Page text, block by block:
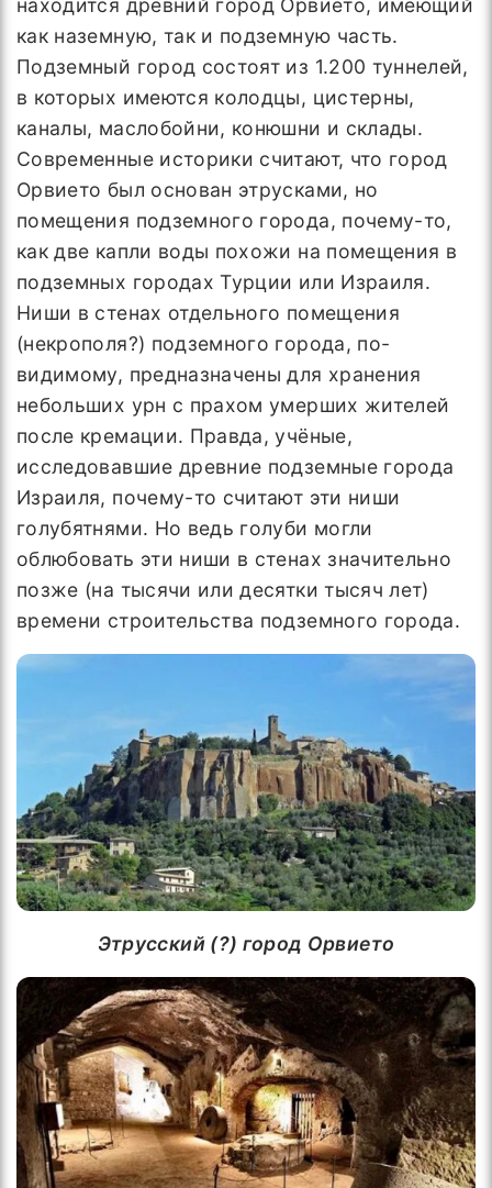
находится древний город Орвието, имеющий
как наземную, так и подземную часть.
Подземный город состоят из 1.200 туннелей,
в которых имеются колодцы, цистерны,
каналы, маслобойни, конюшни и склады.
Современные историки считают, что город
Орвието был основан этрусками, но
помещения подземного города, почему-то,
как две капли воды похожи на помещения в
подземных городах Турции или Израиля.
Ниши в стенах отдельного помещения
(некрополя?) подземного города, по-
видимому, предназначены для хранения
небольших урн с прахом умерших жителей
после кремации. Правда, учёные,
исследовавшие древние подземные города
Израиля, почему-то считают эти ниши
голубятнями. Но ведь голуби могли
облюбовать эти ниши в стенах значительно
позже (на тысячи или десятки тысяч лет)
времени строительства подземного города.
Этрусский (?) город Орвието